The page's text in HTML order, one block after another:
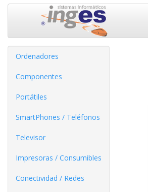
Ordenadores
Componentes
Portátiles
SmartPhones / Teléfonos
Televisor
Impresoras / Consumibles
Conectividad / Redes